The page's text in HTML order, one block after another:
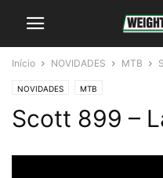
Início NOVIDADES MTB
NOVIDADES MTB
Scott 899 –